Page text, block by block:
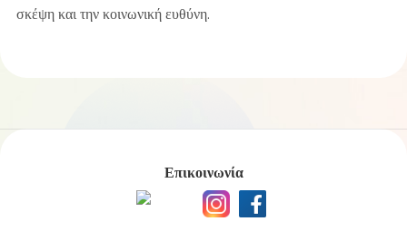
σκέψη και την κοινωνική ευθύνη.
Επικοινωνία